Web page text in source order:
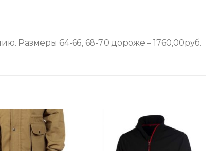
Размеры 64-66, 68-70 дороже – 1760,00руб.
Add to
Wishlist
Add to
Wishlist